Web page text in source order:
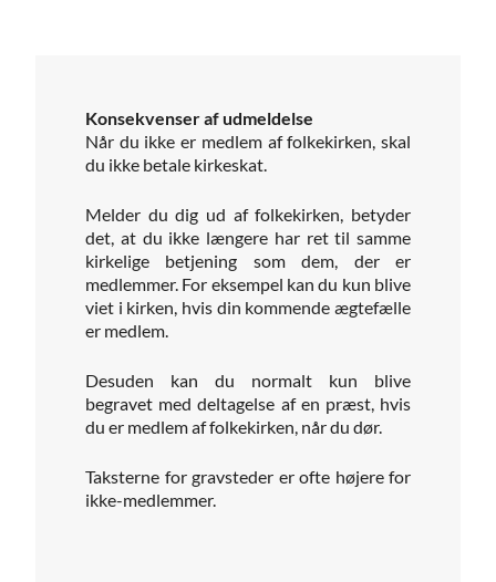
Konsekvenser af udmeldelse
Når du ikke er medlem af folkekirken, skal
du ikke betale kirkeskat.
Melder du dig ud af folkekirken, betyder
det, at du ikke længere har ret til samme
kirkelige betjening som dem, der er
medlemmer. For eksempel kan du kun blive
viet i kirken, hvis din kommende ægtefælle
er medlem.
Desuden kan du normalt kun blive
begravet med deltagelse af en præst, hvis
du er medlem af folkekirken, når du dør.
Taksterne for gravsteder er ofte højere for
ikke-medlemmer.